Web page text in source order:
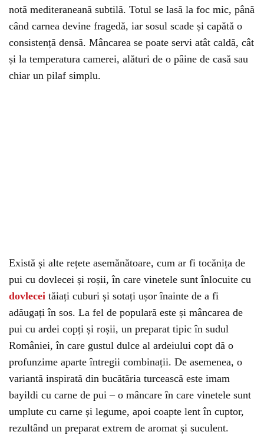
notă mediteraneană subtilă. Totul se lasă la foc mic, până
când carnea devine fragedă, iar sosul scade și capătă o
consistență densă. Mâncarea se poate servi atât caldă, cât
și la temperatura camerei, alături de o pâine de casă sau
chiar un pilaf simplu.
Există și alte rețete asemănătoare, cum ar fi tocănița de
pui cu dovlecei și roșii, în care vinetele sunt înlocuite cu
dovlecei tăiați cuburi și sotați ușor înainte de a fi
adăugați în sos. La fel de populară este și mâncarea de
pui cu ardei copți și roșii, un preparat tipic în sudul
României, în care gustul dulce al ardeiului copt dă o
profunzime aparte întregii combinații. De asemenea, o
variantă inspirată din bucătăria turcească este imam
bayildi cu carne de pui – o mâncare în care vinetele sunt
umplute cu carne și legume, apoi coapte lent în cuptor,
rezultând un preparat extrem de aromat și suculent.